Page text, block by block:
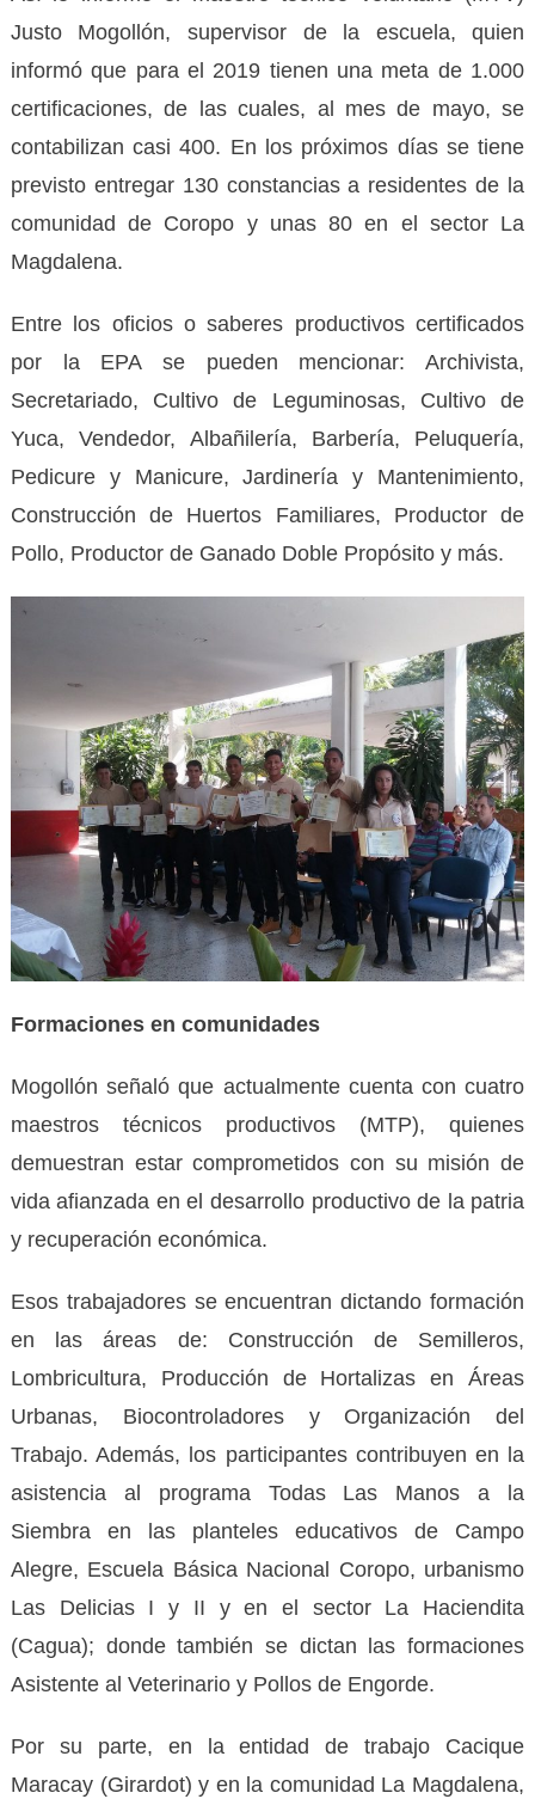
Justo Mogollón, supervisor de la escuela, quien
informó que para el 2019 tienen una meta de 1.000
certificaciones, de las cuales, al mes de mayo, se
contabilizan casi 400. En los próximos días se tiene
previsto entregar 130 constancias a residentes de la
comunidad de Coropo y unas 80 en el sector La
Magdalena.
Entre los oficios o saberes productivos certificados
por la EPA se pueden mencionar: Archivista,
Secretariado, Cultivo de Leguminosas, Cultivo de
Yuca, Vendedor, Albañilería, Barbería, Peluquería,
Pedicure y Manicure, Jardinería y Mantenimiento,
Construcción de Huertos Familiares, Productor de
Pollo, Productor de Ganado Doble Propósito y más.
Formaciones en comunidades
Mogollón señaló que actualmente cuenta con cuatro
maestros técnicos productivos (MTP), quienes
demuestran estar comprometidos con su misión de
vida afianzada en el desarrollo productivo de la patria
y recuperación económica.
Esos trabajadores se encuentran dictando formación
en las áreas de: Construcción de Semilleros,
Lombricultura, Producción de Hortalizas en Áreas
Urbanas, Biocontroladores y Organización del
Trabajo. Además, los participantes contribuyen en la
asistencia al programa Todas Las Manos a la
Siembra en las planteles educativos de Campo
Alegre, Escuela Básica Nacional Coropo, urbanismo
Las Delicias I y II y en el sector La Haciendita
(Cagua); donde también se dictan las formaciones
Asistente al Veterinario y Pollos de Engorde.
Por su parte, en la entidad de trabajo Cacique
Maracay (Girardot) y en la comunidad La Magdalena,